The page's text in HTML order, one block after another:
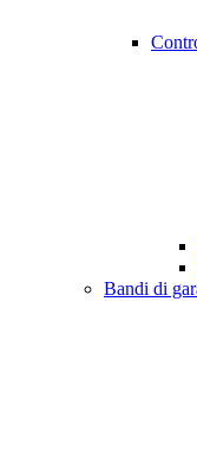
Bandi di